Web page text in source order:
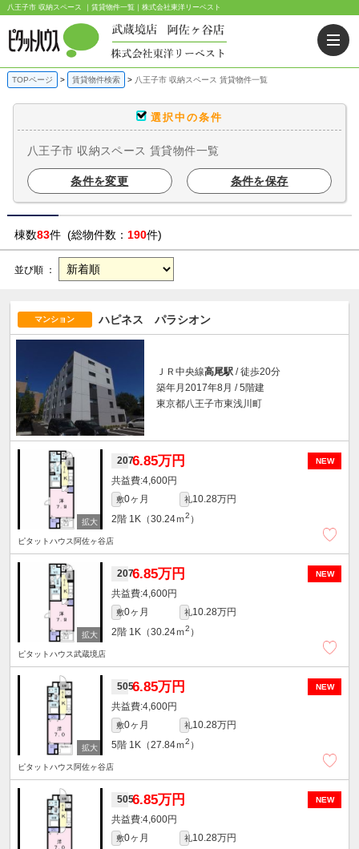
八王子市 収納スペース ｜賃貸物件一覧｜株式会社東洋リーベスト
TOPページ 賃貸物件検索 八王子市 収納スペース 賃貸物件一覧
選択中の条件
八王子市 収納スペース 賃貸物件一覧
条件を変更 条件を保存
棟数83件 (総物件数： 190件)
並び順 ：
マンション ハピネス パラシオン
ＪＲ中央線高尾駅 / 徒歩20分
築年月2017年8月 / 5階建
東京都八王子市東浅川町
NEW
2076.85万円
4,600円
敷0ヶ月 礼10.28万円
2階 1K（30.24ｍ2 ）
ピタットハウス阿佐ヶ谷店
NEW
2076.85万円
4,600円
敷0ヶ月 礼10.28万円
2階 1K（30.24ｍ2 ）
ピタットハウス武蔵境店
NEW
5056.85万円
4,600円
敷0ヶ月 礼10.28万円
5階 1K（27.84ｍ2 ）
ピタットハウス阿佐ヶ谷店
NEW
5056.85万円
4,600円
敷0ヶ月 礼10.28万円